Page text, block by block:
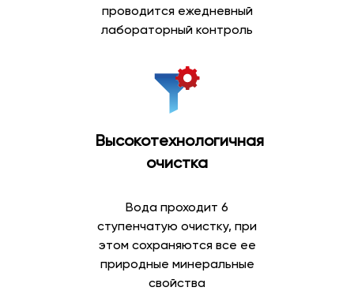
возможность ежедневного употребления;
Артезианская вода пользуется высоким спросом
среди покупателей, которые предпочитают
натуральную питьевую воду для всей семьи.
Минеральная вода
природных минеральных веществ и востребована как
для повседневного употребления, так и для
организации питания дома и на работе.
В ассортименте представлены:
проводится ежедневный
лабораторный контроль
Высокотехнологичная
очистка
Вода проходит 6
ступенчатую очистку, при
этом сохраняются все ее
природные минеральные
свойства